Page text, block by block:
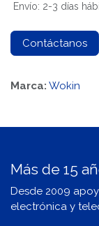
Envío: 2-3 días
Contáctanos
Marca: Wokin
Más de 15
Desde 2009
electrónica y